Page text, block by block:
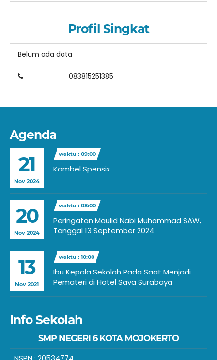
Profil Singkat
Belum ada data
083815251385
Agenda
21
Nov 2024
waktu : 09:00
Kombel Spensix
20
Nov 2024
waktu : 08:00
Peringatan Maulid Nabi Muhammad SAW,
Tanggal 13 September 2024
13
Nov 2021
waktu : 10:00
Ibu Kepala Sekolah Pada Saat Menjadi
Pemateri di Hotel Sava Surabaya
Info Sekolah
SMP NEGERI 6 KOTA MOJOKERTO
NSPN : 20534774